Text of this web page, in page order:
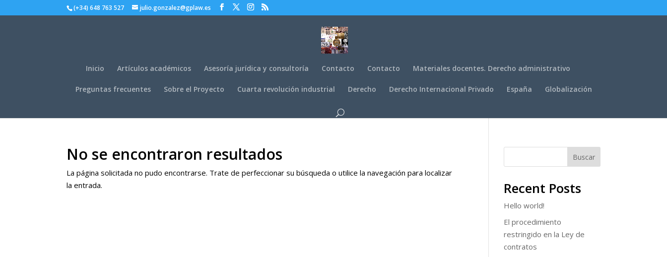
(+34) 648 763 527 julio.gonzalez@gplaw.es
Inicio Artículos académicos Asesoría jurídica y consultoría Contacto Contacto Materiales docentes. Derecho administrativo
Preguntas frecuentes Sobre el Proyecto Cuarta revolución industrial Derecho Derecho Internacional Privado España Globalización
No se encontraron resultados
La página solicitada no pudo encontrarse. Trate de perfeccionar su búsqueda o utilice la navegación para localizar
la entrada.
Buscar
Recent Posts
Hello world!
El procedimiento
restringido en la Ley de
contratos